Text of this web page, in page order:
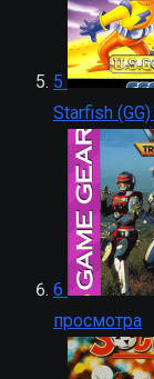
5
Starfish (GG)
6
просмотра